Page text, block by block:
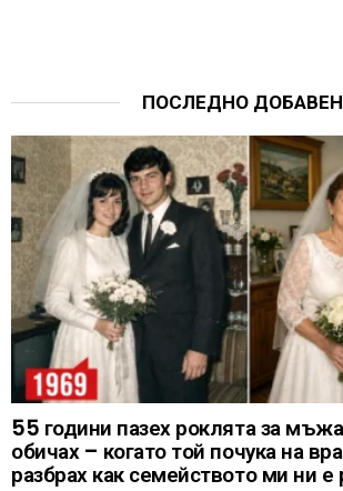
ПОСЛЕДНО
55 години пазех роклята за
обичах – когато той почука на
разбрах как семейството ми ни